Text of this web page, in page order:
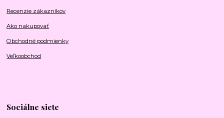
Recenzie zákazníkov
Ako nakupovať
Obchodné podmienky
Veľkoobchod
Sociálne siete